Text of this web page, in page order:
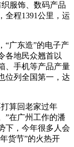
服饰、数码产品
全程1391公里，运
“广东造”的电子产
各地民众翘首以
、手机等产品产量
位列全国第一，达
算回老家过年
”在广州工作的潘
下，今年很多人会
货节”的火热开